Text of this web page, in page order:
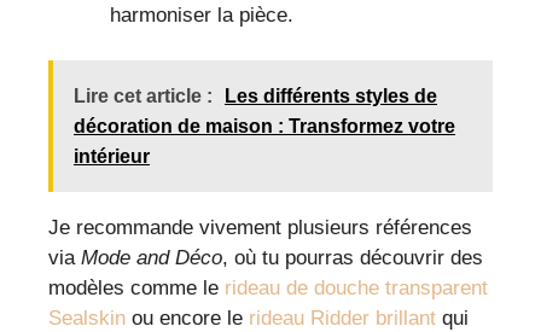
harmoniser la pièce.
Lire cet article :
Les différents styles de
décoration de maison : Transformez votre
intérieur
Je recommande vivement plusieurs références
via Mode and Déco, où tu pourras découvrir des
modèles comme le rideau de douche transparent
Sealskin ou encore le rideau Ridder brillant qui